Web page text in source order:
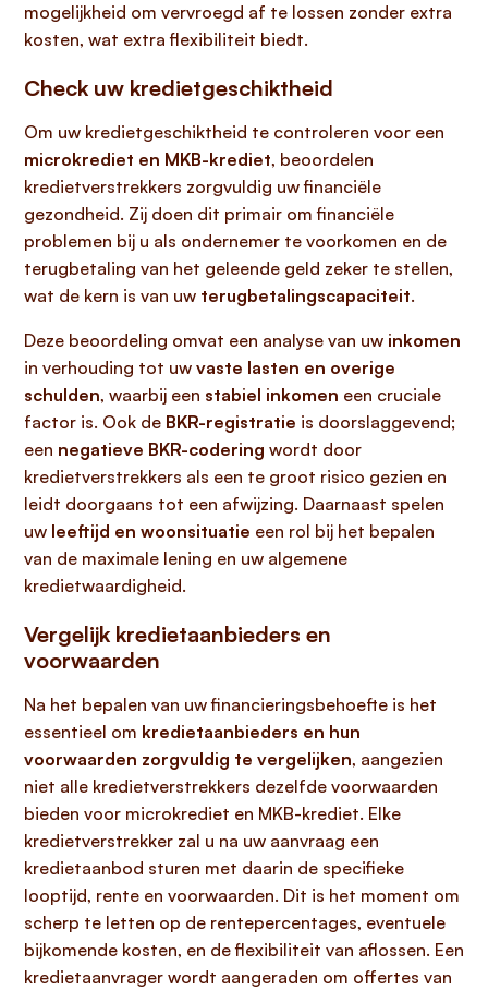
mogelijkheid om vervroegd af te lossen zonder extra
kosten, wat extra flexibiliteit biedt.
Check uw kredietgeschiktheid
Om uw kredietgeschiktheid te controleren voor een
microkrediet en MKB-krediet, beoordelen
kredietverstrekkers zorgvuldig uw financiële
gezondheid. Zij doen dit primair om financiële
problemen bij u als ondernemer te voorkomen en de
terugbetaling van het geleende geld zeker te stellen,
wat de kern is van uw terugbetalingscapaciteit.
Deze beoordeling omvat een analyse van uw inkomen
in verhouding tot uw vaste lasten en overige
schulden, waarbij een stabiel inkomen een cruciale
factor is. Ook de BKR-registratie is doorslaggevend;
een negatieve BKR-codering wordt door
kredietverstrekkers als een te groot risico gezien en
leidt doorgaans tot een afwijzing. Daarnaast spelen
uw leeftijd en woonsituatie een rol bij het bepalen
van de maximale lening en uw algemene
kredietwaardigheid.
Vergelijk kredietaanbieders en
voorwaarden
Na het bepalen van uw financieringsbehoefte is het
essentieel om kredietaanbieders en hun
voorwaarden zorgvuldig te vergelijken, aangezien
niet alle kredietverstrekkers dezelfde voorwaarden
bieden voor microkrediet en MKB-krediet. Elke
kredietverstrekker zal u na uw aanvraag een
kredietaanbod sturen met daarin de specifieke
looptijd, rente en voorwaarden. Dit is het moment om
scherp te letten op de rentepercentages, eventuele
bijkomende kosten, en de flexibiliteit van aflossen. Een
kredietaanvrager wordt aangeraden om offertes van